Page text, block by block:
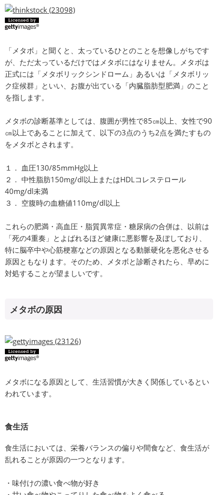
「メタボ」と聞くと、太っているひとのことを想像しがちです
が、ただ太っているだけではメタボにはなりません。メタボは
正式には「メタボリックシンドローム」あるいは「メタボリッ
ク症候群」といい、お腹が出ている「内臓脂肪型肥満」のこと
を指します。
メタボの診断基準としては、腹囲が男性で85㎝以上、女性で90
㎝以上であることに加えて、以下の3点のうち2点を満たすもの
をメタボとされます。
１． 血圧130/85mmHg以上
２． 中性脂肪150mg/dl以上またはHDLコレステロール
40mg/dl未満
３． 空腹時の血糖値110mg/dl以上
これらの肥満・高血圧・脂質異常症・糖尿病の合併は、以前は
「死の4重奏」とよばれるほど健康に悪影響を及ぼしており、
特に脳卒中や心筋梗塞などの原因となる動脈硬化を悪化させる
原因ともなります。そのため、メタボと診断されたら、早めに
対処することが望ましいです。
メタボの原因
メタボになる原因として、生活習慣が大きく関係しているとい
われています。
食生活
食生活においては、栄養バランスの偏りや間食など、食生活が
乱れることが原因の一つとなります。
・味付けの濃い食べ物が好き